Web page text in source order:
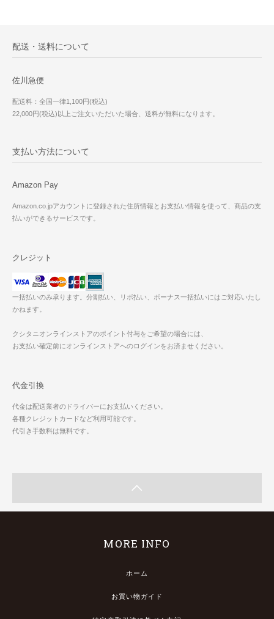
配送・送料について
佐川急便
配送料：全国一律1,100円(税込)
22,000円(税込)以上ご注文いただいた場合、送料が無料になります。
支払い方法について
Amazon Pay
Amazon.co.jpアカウントに登録された住所情報とお支払い情報を使って、商品の支
払いができるサービスです。
クレジット
一括払いのみ承ります。分割払い、リボ払い、ボーナス一括払いにはご対応いたし
かねます。
クシタニオンラインストアのポイント付与をご希望の場合には、
お支払い確定前にオンラインストアへのログインをお済ませください。
代金引換
代金は配送業者のドライバーにお支払いください。
各種クレジットカードなど利用可能です。
代引き手数料は無料です。
MORE INFO
ホーム
お買い物ガイド